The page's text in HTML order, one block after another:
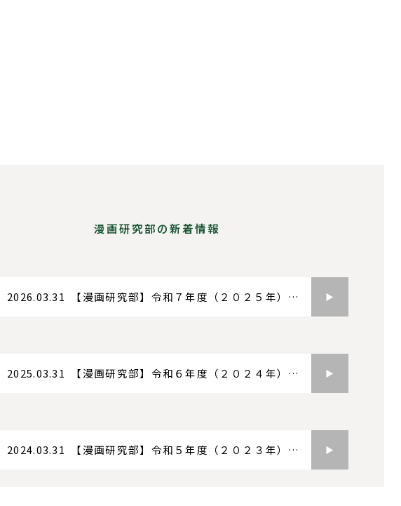
漫画研究部の新着情報
2026.03.31 【漫画研究部】 令和７年度（２０２５年）漫画研究部
2025.03.31 【漫画研究部】 令和６年度（２０２４年）漫画研究部
2024.03.31 【漫画研究部】 令和５年度（２０２３年）漫画研究部